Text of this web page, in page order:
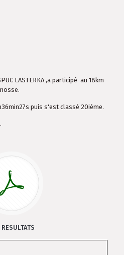
LASTERKA ,a participé au 18km
puis s'est classé 20ième.
RESULTATS